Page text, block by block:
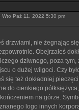
Wto Paź 11, 2022 5:30 pm
drzwiami, nie żegnając
Obejrzałeś
dziwnego, poza tym,
o dużej wilgoci. Czy
się też dokładniej
do cienkiego
na górze.
logo innych